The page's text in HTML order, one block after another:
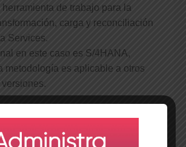
herramienta de trabajo para la
carga y reconciliación
Services.
en este caso es S/4HANA,
metodología es aplicable a otros